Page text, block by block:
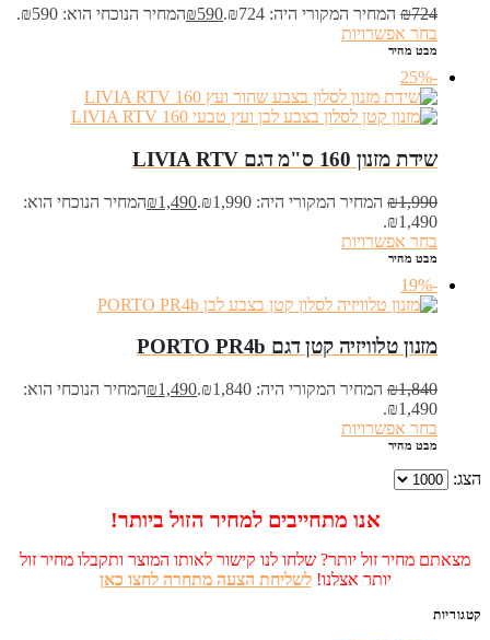
₪724 המחיר המקורי היה: ₪724. ₪590
המחיר הנוכחי הוא: ₪590.
בחר אפשרויות
מבט מהיר
-25%
שידת מזנון 160 ס"מ דגם LIVIA RTV
₪1,990 המחיר המקורי היה: ₪1,990. ₪1,490
המחיר הנוכחי הוא:
₪1,490.
בחר אפשרויות
מבט מהיר
-19%
מזנון טלוויזיה קטן דגם PORTO PR4b
₪1,840 המחיר המקורי היה: ₪1,840. ₪1,490
המחיר הנוכחי הוא:
₪1,490.
בחר אפשרויות
מבט מהיר
הצג:
אנו מתחייבים למחיר הזול ביותר!
מצאתם מחיר זול יותר? שלחו לנו קישור לאותו המוצר ותקבלו מחיר זול
יותר אצלנו!לשליחת הצעה מתחרה לחצו כאן
קטגוריות